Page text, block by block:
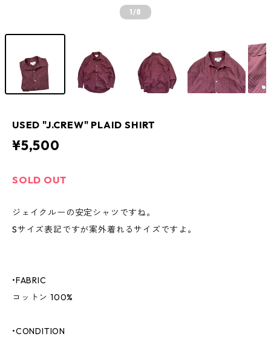
1/8
USED "J.CREW" PLAID SHIRT
¥5,500
SOLD OUT
ジェイクルーの安定シャツですね。
Sサイズ表記ですが案外着れるサイズですよ。
•FABRIC
コットン 100%
•CONDITION